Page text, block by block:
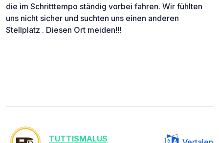
die im Schritttempo ständig vorbei fahren. Wir fühlten
uns nicht sicher und suchten uns einen anderen
Stellplatz . Diesen Ort meiden!!!
TUTTISMALUS